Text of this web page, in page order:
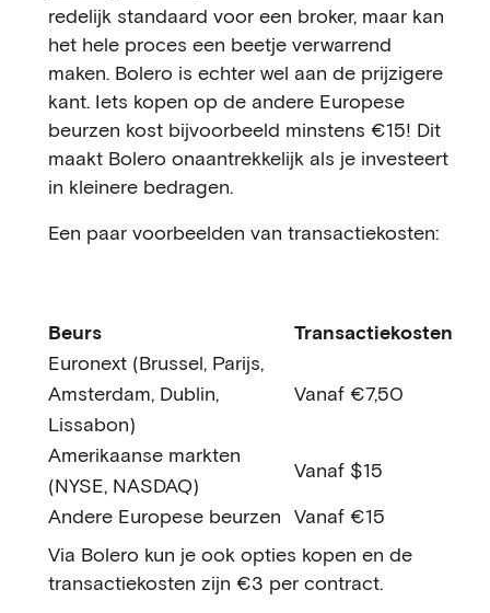
redelijk standaard voor een broker, maar kan
het hele proces een beetje verwarrend
maken. Bolero is echter wel aan de prijzigere
kant. Iets kopen op de andere Europese
beurzen kost bijvoorbeeld minstens €15! Dit
maakt Bolero onaantrekkelijk als je investeert
in kleinere bedragen.
Een paar voorbeelden van transactiekosten:
Beurs
Transactiekosten
Euronext (Brussel, Parijs,
Amsterdam, Dublin,
Lissabon)
Vanaf €7,50
Amerikaanse markten
(NYSE, NASDAQ)
Vanaf $15
Andere Europese beurzen Vanaf €15
Via Bolero kun je ook opties kopen en de
transactiekosten zijn €3 per contract.